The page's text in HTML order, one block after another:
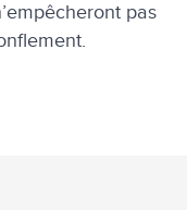
pas